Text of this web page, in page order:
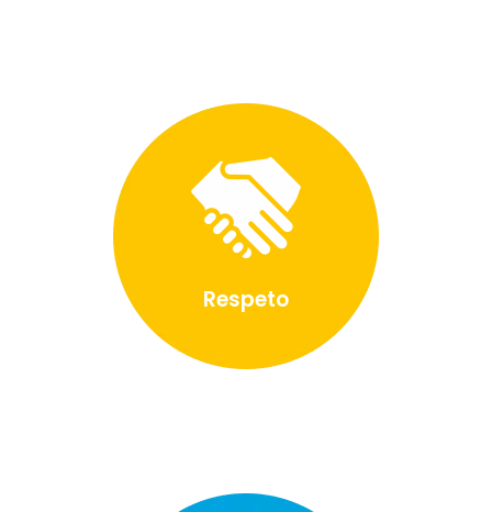
Respeto